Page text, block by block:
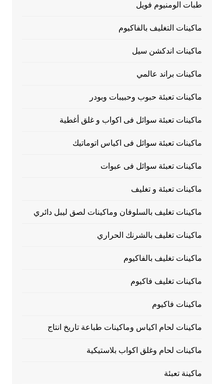
طبات الومنيوم فويل
ماكينات التغليف بالفاكيوم
ماكينات اندكشن سيل
ماكينات براند عالمي
ماكينات تعبئة حبوب وحبيبات وبودر
ماكينات تعبئة سوائل فى اكواب و غلق أغطية
ماكينات تعبئة سوائل فى اكياس اتوماتيك
ماكينات تعبئة سوائل فى عبوات
ماكينات تعبئة و تغليف
ماكينات تغليف بالسلوفان وماكينات لصق ليبل دائري
ماكينات تغليف بالشرنك الحراري
ماكينات تغليف بالفاكيوم
ماكينات تغليف فاكيوم
ماكينات فاكيوم
ماكينات لحام اكياس وماكينات طباعة تاريخ انتاج
ماكينات لحام وغلق اكواب بلاستيكية
ماكينة تعبئة